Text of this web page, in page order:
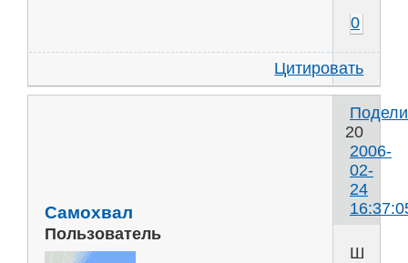
0
Цитировать
20
2006-
02-
24
Самохвал
Пользователь